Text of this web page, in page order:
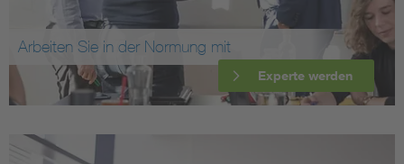
Arbeiten Sie in der Normung mit
Experte werden